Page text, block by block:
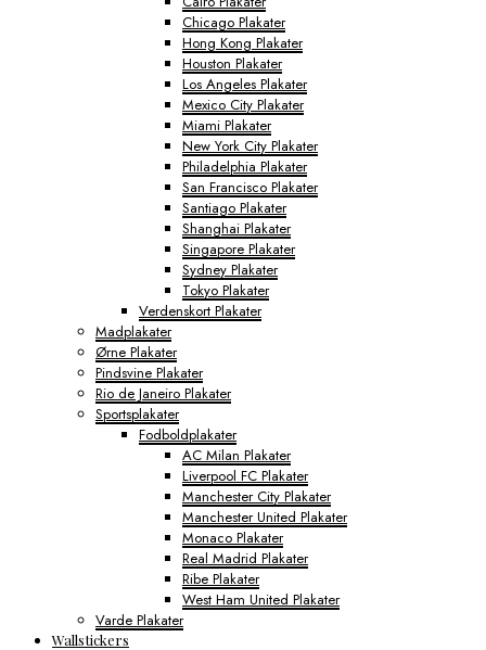
Chicago Plakater
Hong Kong Plakater
Houston Plakater
Los Angeles Plakater
Mexico City Plakater
Miami Plakater
New York City Plakater
Philadelphia Plakater
San Francisco Plakater
Santiago Plakater
Shanghai Plakater
Singapore Plakater
Sydney Plakater
Tokyo Plakater
Verdenskort Plakater
Madplakater
Ørne Plakater
Pindsvine Plakater
Rio de Janeiro Plakater
Sportsplakater
Fodboldplakater
AC Milan Plakater
Liverpool FC Plakater
Manchester City Plakater
Manchester United Plakater
Monaco Plakater
Real Madrid Plakater
Ribe Plakater
West Ham United Plakater
Varde Plakater
Wallstickers